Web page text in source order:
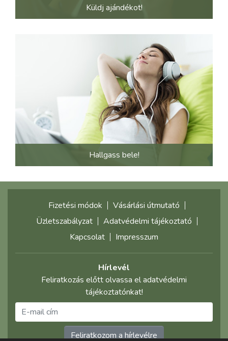
Küldj ajándékot!
Hallgass bele!
Fizetési módok
Vásárlási útmutató
Üzletszabályzat
Adatvédelmi tájékoztató
Kapcsolat
Impresszum
Hírlevél
Feliratkozás előtt olvassa el adatvédelmi
tájékoztatónkat!
Feliratkozom a hírlevélre